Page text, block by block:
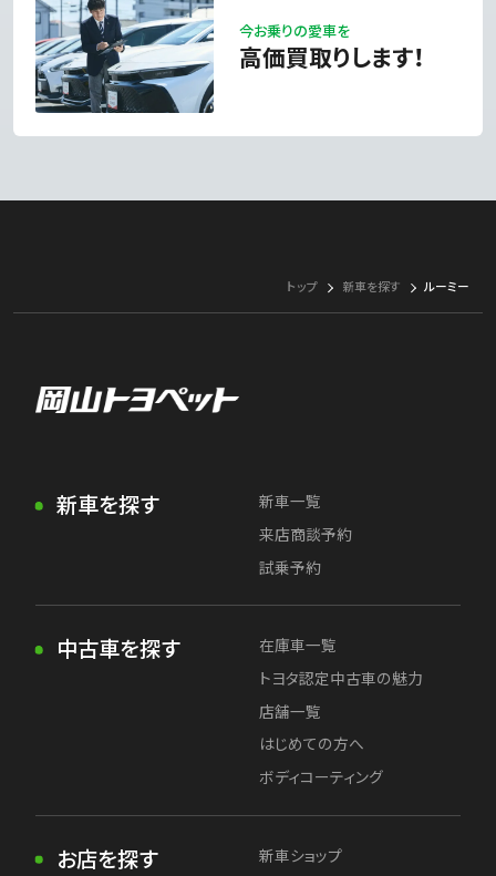
今お乗りの愛車を
高価買取りします！
トップ 新車を探す ルーミー
新車を探す
新車一覧
来店商談予約
試乗予約
中古車を探す
在庫車一覧
トヨタ認定中古車の魅力
店舗一覧
はじめての方へ
ボディコーティング
お店を探す
新車ショップ